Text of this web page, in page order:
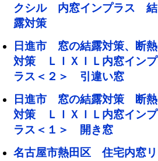
クシル 内窓インプラス 結
露対策
日進市 窓の結露対策、断熱
対策 ＬＩＸＩＬ内窓インプ
ラス＜２＞ 引違い窓
日進市 窓の結露対策 断熱
対策 ＬＩＸＩＬ内窓インプ
ラス＜１＞ 開き窓
名古屋市熱田区 住宅内窓リ